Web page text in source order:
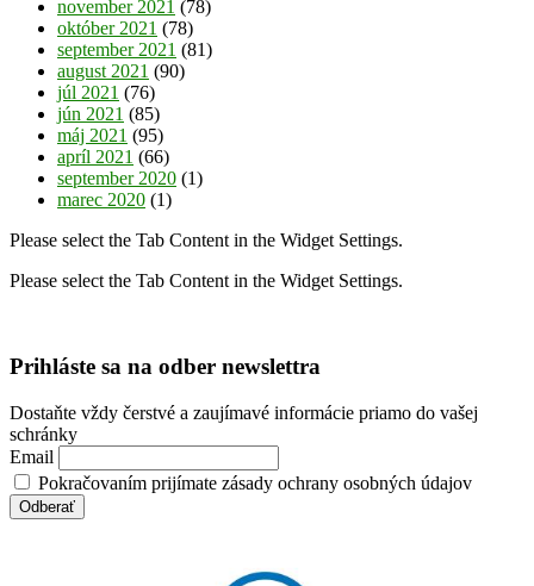
november 2021 (78)
október 2021 (78)
september 2021 (81)
august 2021 (90)
júl 2021 (76)
jún 2021 (85)
máj 2021 (95)
apríl 2021 (66)
september 2020 (1)
marec 2020 (1)
Please select the Tab Content in the Widget Settings.
Please select the Tab Content in the Widget Settings.
Prihláste sa na odber newslettra
Dostaňte vždy čerstvé a zaujímavé informácie priamo do vašej
schránky
Email
Pokračovaním prijímate zásady ochrany osobných údajov